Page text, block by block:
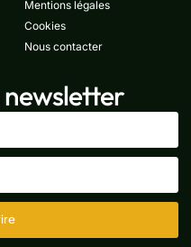
Mentions légales
Cookies
Nous contacter
newsletter